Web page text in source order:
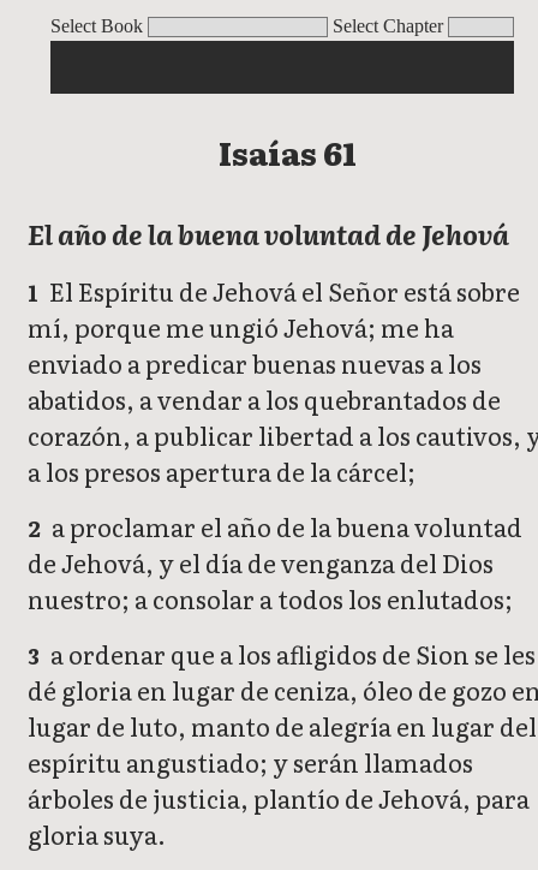
Select Book Select Chapter
Isaías 61
El año de la buena voluntad de Jehová
1 El Espíritu de Jehová el Señor está sobre
mí, porque me ungió Jehová; me ha
enviado a predicar buenas nuevas a los
abatidos, a vendar a los quebrantados de
corazón, a publicar libertad a los cautivos,
a los presos apertura de la cárcel;
2 a proclamar el año de la buena voluntad
de Jehová, y el día de venganza del Dios
nuestro; a consolar a todos los enlutados;
3 a ordenar que a los afligidos de Sion se les
dé gloria en lugar de ceniza, óleo de gozo
lugar de luto, manto de alegría en lugar del
espíritu angustiado; y serán llamados
árboles de justicia, plantío de Jehová, para
gloria suya.